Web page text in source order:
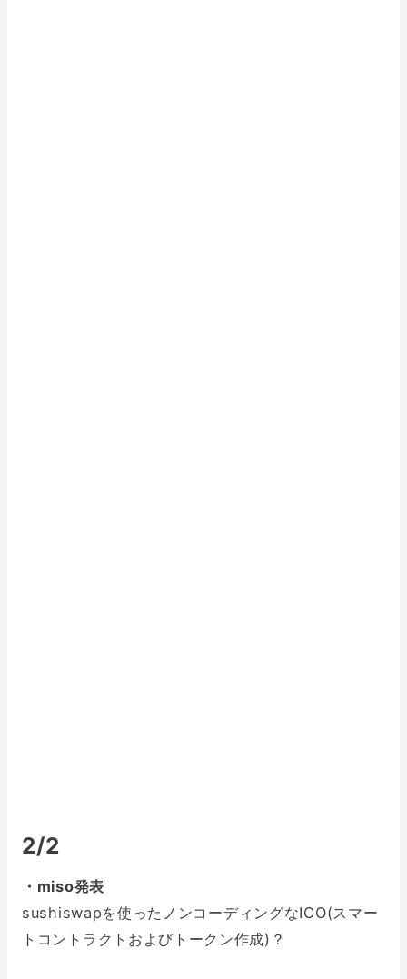
2/2
・miso発表
sushiswapを使ったノンコーディングなICO(スマー
トコントラクトおよびトークン作成)？